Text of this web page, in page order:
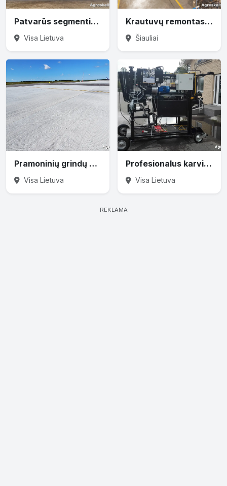
Patvarūs segmentiniai vartai ūkiui – Gamyba ir montavimas
Visa Lietuva
Krautuvų remontas ir servisas Šiauliai
Šiauliai
Pramoninių grindų betonavimas
Visa Lietuva
Profesionalus karvių nagų karpymas ir gydymas
Visa Lietuva
REKLAMA